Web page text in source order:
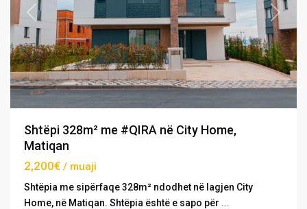
Previous Next
Shtëpi 328m² me #QIRA në City Home,
Matiqan
2,200€ / muaji
Shtëpia me sipërfaqe 328m² ndodhet në lagjen City
Home, në Matiqan. Shtëpia është e sapo për ...